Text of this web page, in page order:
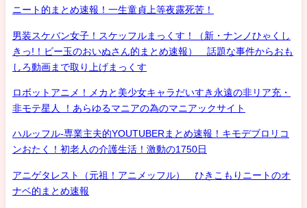
ニート的まとめ速報！一生童貞上等夜露死苦！
男装スケバン女子！スケッフルまっくす！（新・ナンノひゃくし
きっ!！ビー玉のおいぬさん的まとめ速報） 話題な事件からおも
しろ動画まで取り上げまっくす
ロボットアニメ！メカと美少女キャラだいすき永遠の非リア充・
非モテ星人 ！あらゆるマニアの為のマニアックサイト
ハルッフル-専業主夫的YOUTUBERまとめ速報！キモデブロリコ
ンおたく！初老人の介護生活！激動の1750日
アニゲタレスト（元祖！アニメッフル） ひきこもりニートのオ
ナベ的まとめ速報